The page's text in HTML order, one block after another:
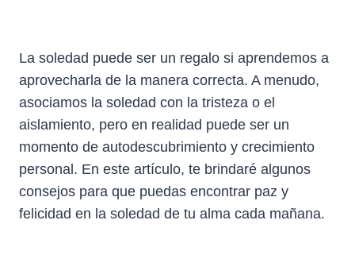
La soledad puede ser un regalo si aprendemos a
aprovecharla de la manera correcta. A menudo,
asociamos la soledad con la tristeza o el
aislamiento, pero en realidad puede ser un
momento de autodescubrimiento y crecimiento
personal. En este artículo, te brindaré algunos
consejos para que puedas encontrar paz y
felicidad en la soledad de tu alma cada mañana.